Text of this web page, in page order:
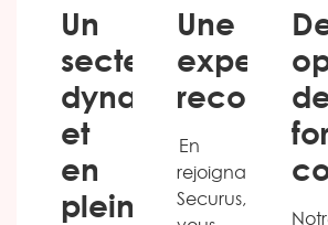
Un
secteur
dynamique
et
en
pleine
Une
expertise
reconnue
En
rejoignant
Securus,